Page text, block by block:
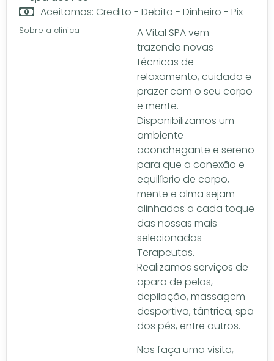
Aceitamos: Credito - Debito - Dinheiro - Pix
Sobre a clínica
A Vital SPA vem
trazendo novas
técnicas de
relaxamento, cuidado e
prazer com o seu corpo
e mente.
Disponibilizamos um
ambiente
aconchegante e sereno
para que a conexão e
equilíbrio de corpo,
mente e alma sejam
alinhados a cada toque
das nossas mais
selecionadas
Terapeutas.
Realizamos serviços de
aparo de pelos,
depilação, massagem
desportiva, tântrica, spa
dos pés, entre outros.
Nos faça uma visita,